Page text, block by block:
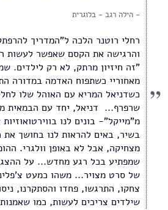
הילה רגב - בלוגרית
רחלי רוטנר הלכה ל"המדריך
והרגישה את הקסם שאפשר לעשות
"זה חיזיון מרתק, לא רק לילדים.
מאחוריי כשתפוח האדמה במדורה
כשדניאל המריא עם האוהל שלו
שרפרף... דניאל, יחד עם הבמאית
מ"מייקל"- בונים לנו
בשיר, באים להראות לנו בחושך את
מצחיקה, אבל לא באופן וולגרי.
שמפתיע בכל רגע מחדש... על ההצגה
של סרט מצויר... משהו כמעט
צחקו, התרגשו, פחדו והסתקרנו,
שילדים צריכים לעשות, כמו